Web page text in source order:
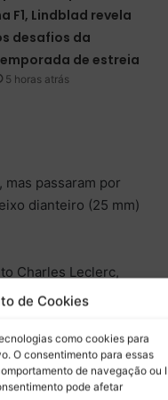
de Cookies
como cookies para
O consentimento para essas
de navegação ou
pode afetar
F1, Lindblad revela
desafios da
de estreia
5 horas atrás
mas passaram por
dianteiro (25 mm)
Charles Leclerc,
152 giros, fazendo
pelo australiano